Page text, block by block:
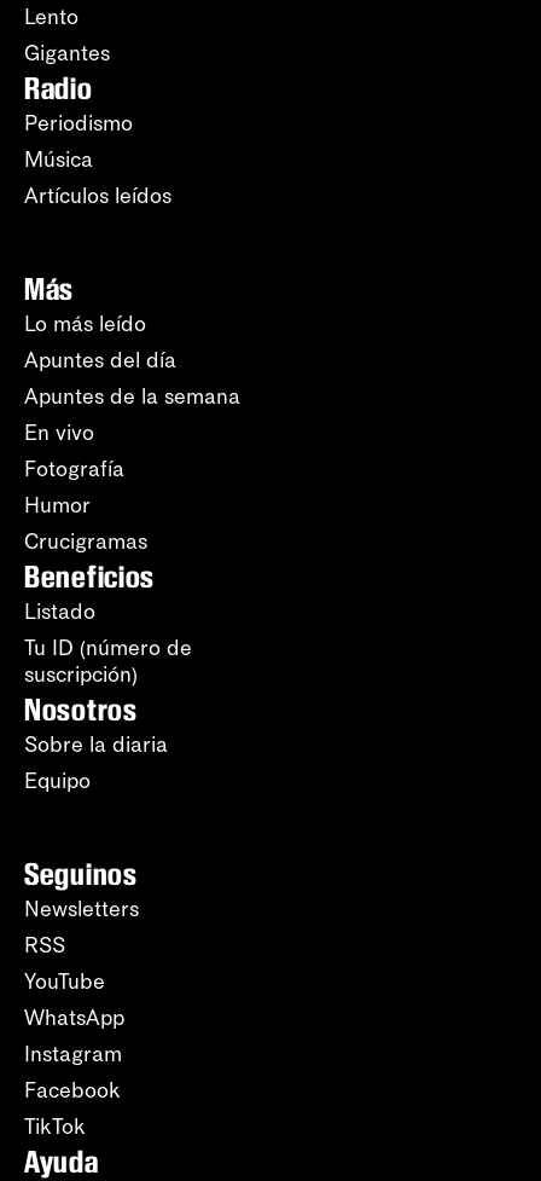
Lento
Gigantes
Radio
Periodismo
Música
Artículos leídos
Más
Lo más leído
Apuntes del día
Apuntes de la semana
En vivo
Fotografía
Humor
Crucigramas
Beneficios
Listado
Tu ID (número de
suscripción)
Nosotros
Sobre la diaria
Equipo
Seguinos
Newsletters
RSS
YouTube
WhatsApp
Instagram
Facebook
TikTok
Ayuda